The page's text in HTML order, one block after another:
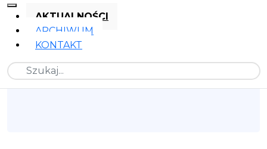
AKTUALNOŚCI
ARCHIWUM
KONTAKT
Szukaj